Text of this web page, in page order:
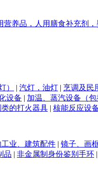
营养品，人用膳食补充剂
） | 汽灯，油灯 | 烹调及民
设备 | 加温、蒸汽设备（
的打火器具 | 核能反应设
业、建筑配件 | 镜子、画
品 | 非金属制身份鉴别手环 |